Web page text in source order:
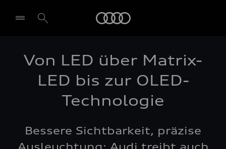
Von LED über Matrix-
LED bis zur OLED-
Technologie
Bessere Sichtbarkeit, präzise